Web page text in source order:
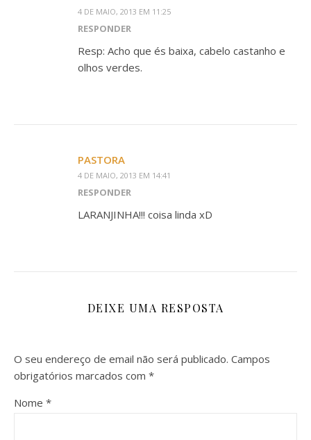
4 DE MAIO, 2013 EM 11:25
RESPONDER
Resp: Acho que és baixa, cabelo castanho e
olhos verdes.
PASTORA
4 DE MAIO, 2013 EM 14:41
RESPONDER
LARANJINHA!!! coisa linda xD
DEIXE UMA RESPOSTA
O seu endereço de email não será publicado. Campos
obrigatórios marcados com *
Nome *